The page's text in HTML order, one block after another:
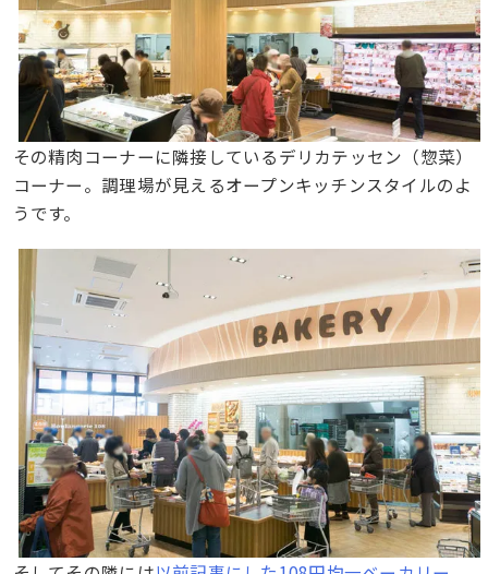
その精肉コーナーに隣接しているデリカテッセン（惣菜）
コーナー。調理場が見えるオープンキッチンスタイルのよ
うです。